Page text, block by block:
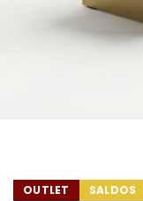
OUTLET SALDOS